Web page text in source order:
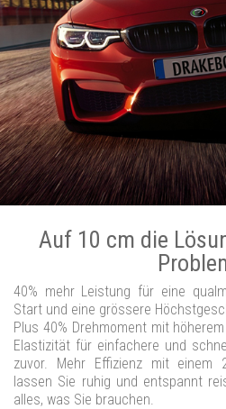
Auf 10 cm die
40% mehr Leistung für eine
Start und eine grössere
Plus 40% Drehmoment mit
Elastizität für einfachere und
zuvor. Mehr Effizienz mit einem
lassen Sie ruhig und entspannt
alles, was Sie brauchen.